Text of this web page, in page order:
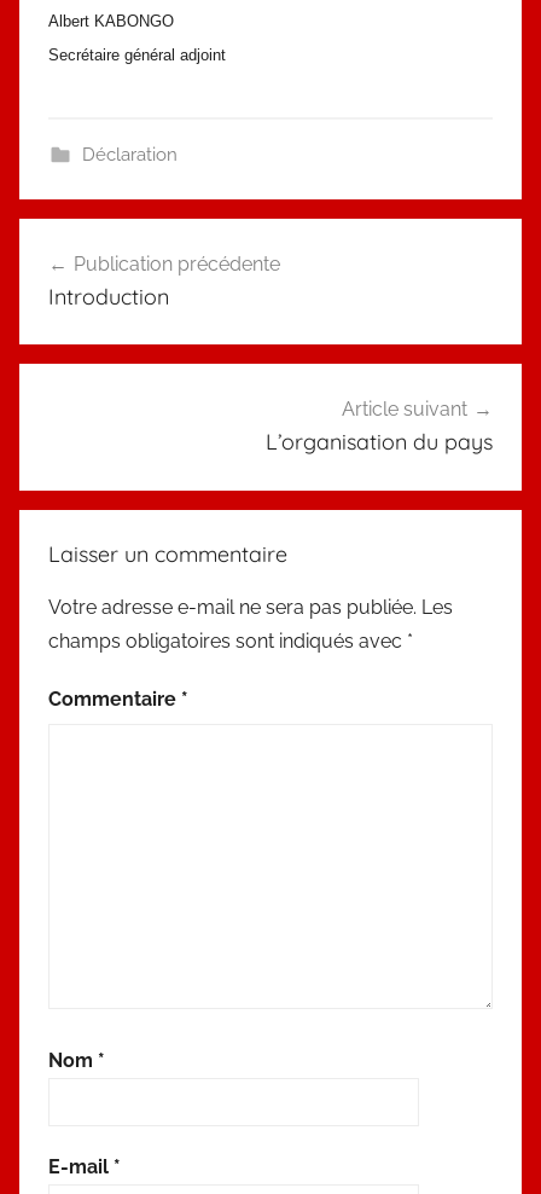
Albert KABONGO
Secrétaire général adjoint
Déclaration
de
Publication précédente
Introduction
Article suivant
L’organisation du pays
Laisser un commentaire
Votre adresse e-mail ne sera pas publiée. Les
champs obligatoires sont indiqués avec *
Commentaire *
Nom *
E-mail *